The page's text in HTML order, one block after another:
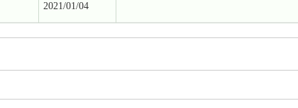
2021/01/04